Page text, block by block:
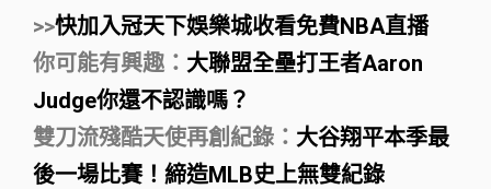
>>快加入冠天下娛樂城收看免費NBA直播
你可能有興趣： 大聯盟全壘打王者Aaron
Judge你還不認識嗎？
雙刀流殘酷天使再創紀錄： 大谷翔平本季最
後一場比賽！締造MLB史上無雙紀錄